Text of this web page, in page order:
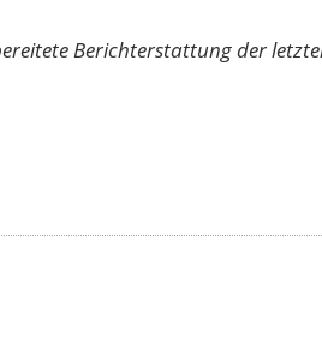
Berichterstattung der